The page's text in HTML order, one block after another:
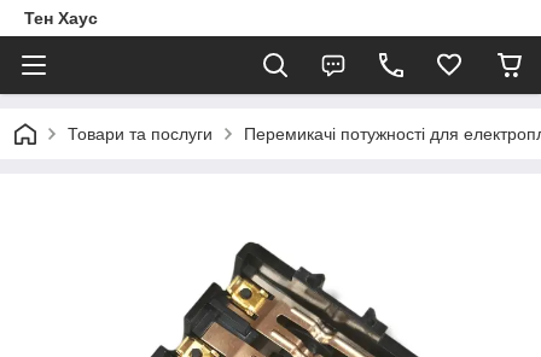
Тен Хаус
Товари та послуги Перемикачі потужності для